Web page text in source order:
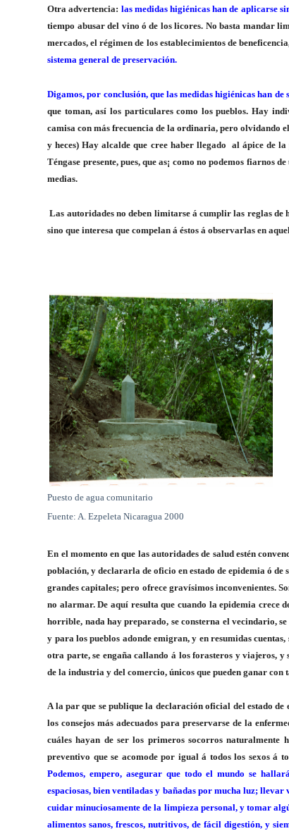
Otra advertencia: las medidas higiénicas han de aplicarse
tiempo abusar del vino ó de los licores. No basta mandar
mercados, el régimen de los establecimientos de
sistema general de preservación.
Digamos, por conclusión, que las medidas higiénicas han de
que toman, así los particulares como los pueblos. Hay
camisa con más frecuencia de la ordinaria, pero olvidando
y heces) Hay alcalde que cree haber llegado al ápice de la
Téngase presente, pues, que as¡ como no podemos fiarnos
medias.
Las autoridades no deben limitarse á cumplir las reglas
sino que interesa que compelan á éstos á observarlas en
Puesto de agua comunitario
Fuente: A. Ezpeleta Nicaragua 2000
En el momento en que las autoridades de salud estén
población, y declararla de oficio en estado de epidemia ó de
grandes capitales; pero ofrece gravísimos inconvenientes.
no alarmar. De aquí resulta que cuando la epidemia crece
horrible, nada hay preparado, se consterna el vecindario,
y para los pueblos adonde emigran, y en resumidas
otra parte, se engaña callando á los forasteros y viajeros, y
de la industria y del comercio, únicos que pueden ganar
A la par que se publique la declaración oficial del estado
los consejos más adecuados para preservarse de la
cuáles hayan de ser los primeros socorros
preventivo que se acomode por igual á todos los sexos á
Podemos, empero, asegurar que todo el mundo se
espaciosas, bien ventiladas y bañadas por mucha luz; llevar
cuidar minuciosamente de la limpieza personal, y tomar
alimentos sanos, frescos, nutritivos, de fácil digestión, y